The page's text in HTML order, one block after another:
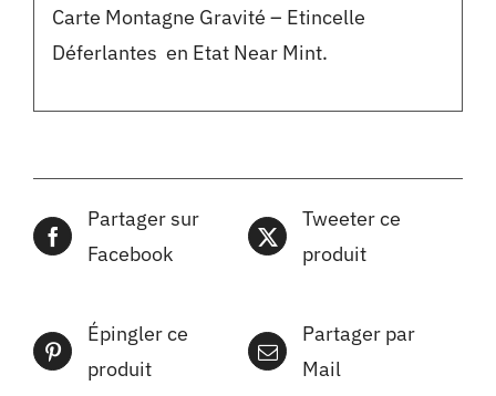
Carte Montagne Gravité – Etincelle
Déferlantes en Etat Near Mint.
Partager sur
Facebook
Tweeter ce
produit
Épingler ce
produit
Partager par
Mail